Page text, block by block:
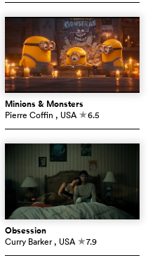
Minions & Monsters
Pierre Coffin , USA c6.5
Obsession
Curry Barker , USA c7.9